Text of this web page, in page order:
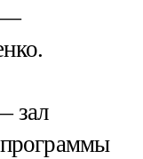
—
зал